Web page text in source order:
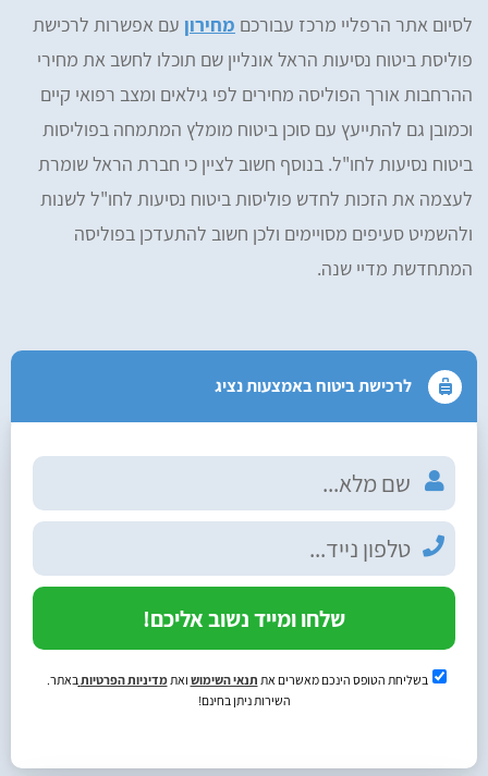
לסיום אתר הרפליי מרכז עבורכם מחירון עם אפשרות לרכישת
פוליסת ביטוח נסיעות הראל אונליין שם תוכלו לחשב את מחירי
ההרחבות אורך הפוליסה מחירים לפי גילאים ומצב רפואי קיים
וכמובן גם להתייעץ עם סוכן ביטוח מומלץ המתמחה בפוליסות
ביטוח נסיעות לחו"ל. בנוסף חשוב לציין כי חברת הראל שומרת
לעצמה את הזכות לחדש פוליסות ביטוח נסיעות לחו"ל לשנות
ולהשמיט סעיפים מסויימים ולכן חשוב להתעדכן בפוליסה
המתחדשת מדיי שנה.
לרכישת ביטוח באמצעות נציג
שלחו ומייד נשוב אליכם!
בשליחת הטופס הינכם מאשרים את תנאי השימוש ואתמדיניות הפרטיותבאתר.
השירות ניתן בחינם!